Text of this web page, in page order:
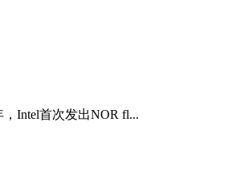
Intel首次发出NOR fl...